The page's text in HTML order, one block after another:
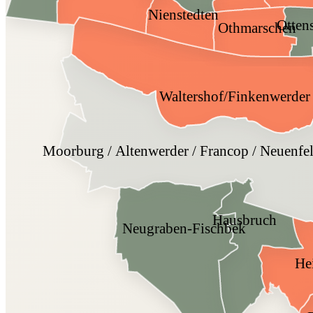
Waltershof/Finkenwerder
Othmarschen
Nienstedten
Moorburg / Altenwerder / Francop /
Hausbruch
Neugraben-Fischbek